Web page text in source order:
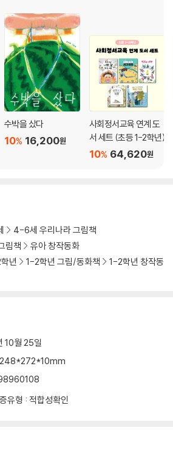
수박을 샀다
16,200원
10%
사회정서교육 연계 도
서 세트 (초등 1-2학년)
64,620원
10%
4-6세 우리나라 그림책
림책
유아 창작동화
년 1-2학년 그림/동화책
1-2학년 창작동
10월 25일
유형 : 적합성확인